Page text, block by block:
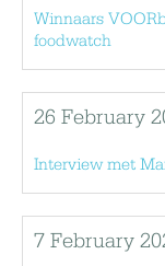
Winnaars
foodwatch
26 February
Interview met
7 February